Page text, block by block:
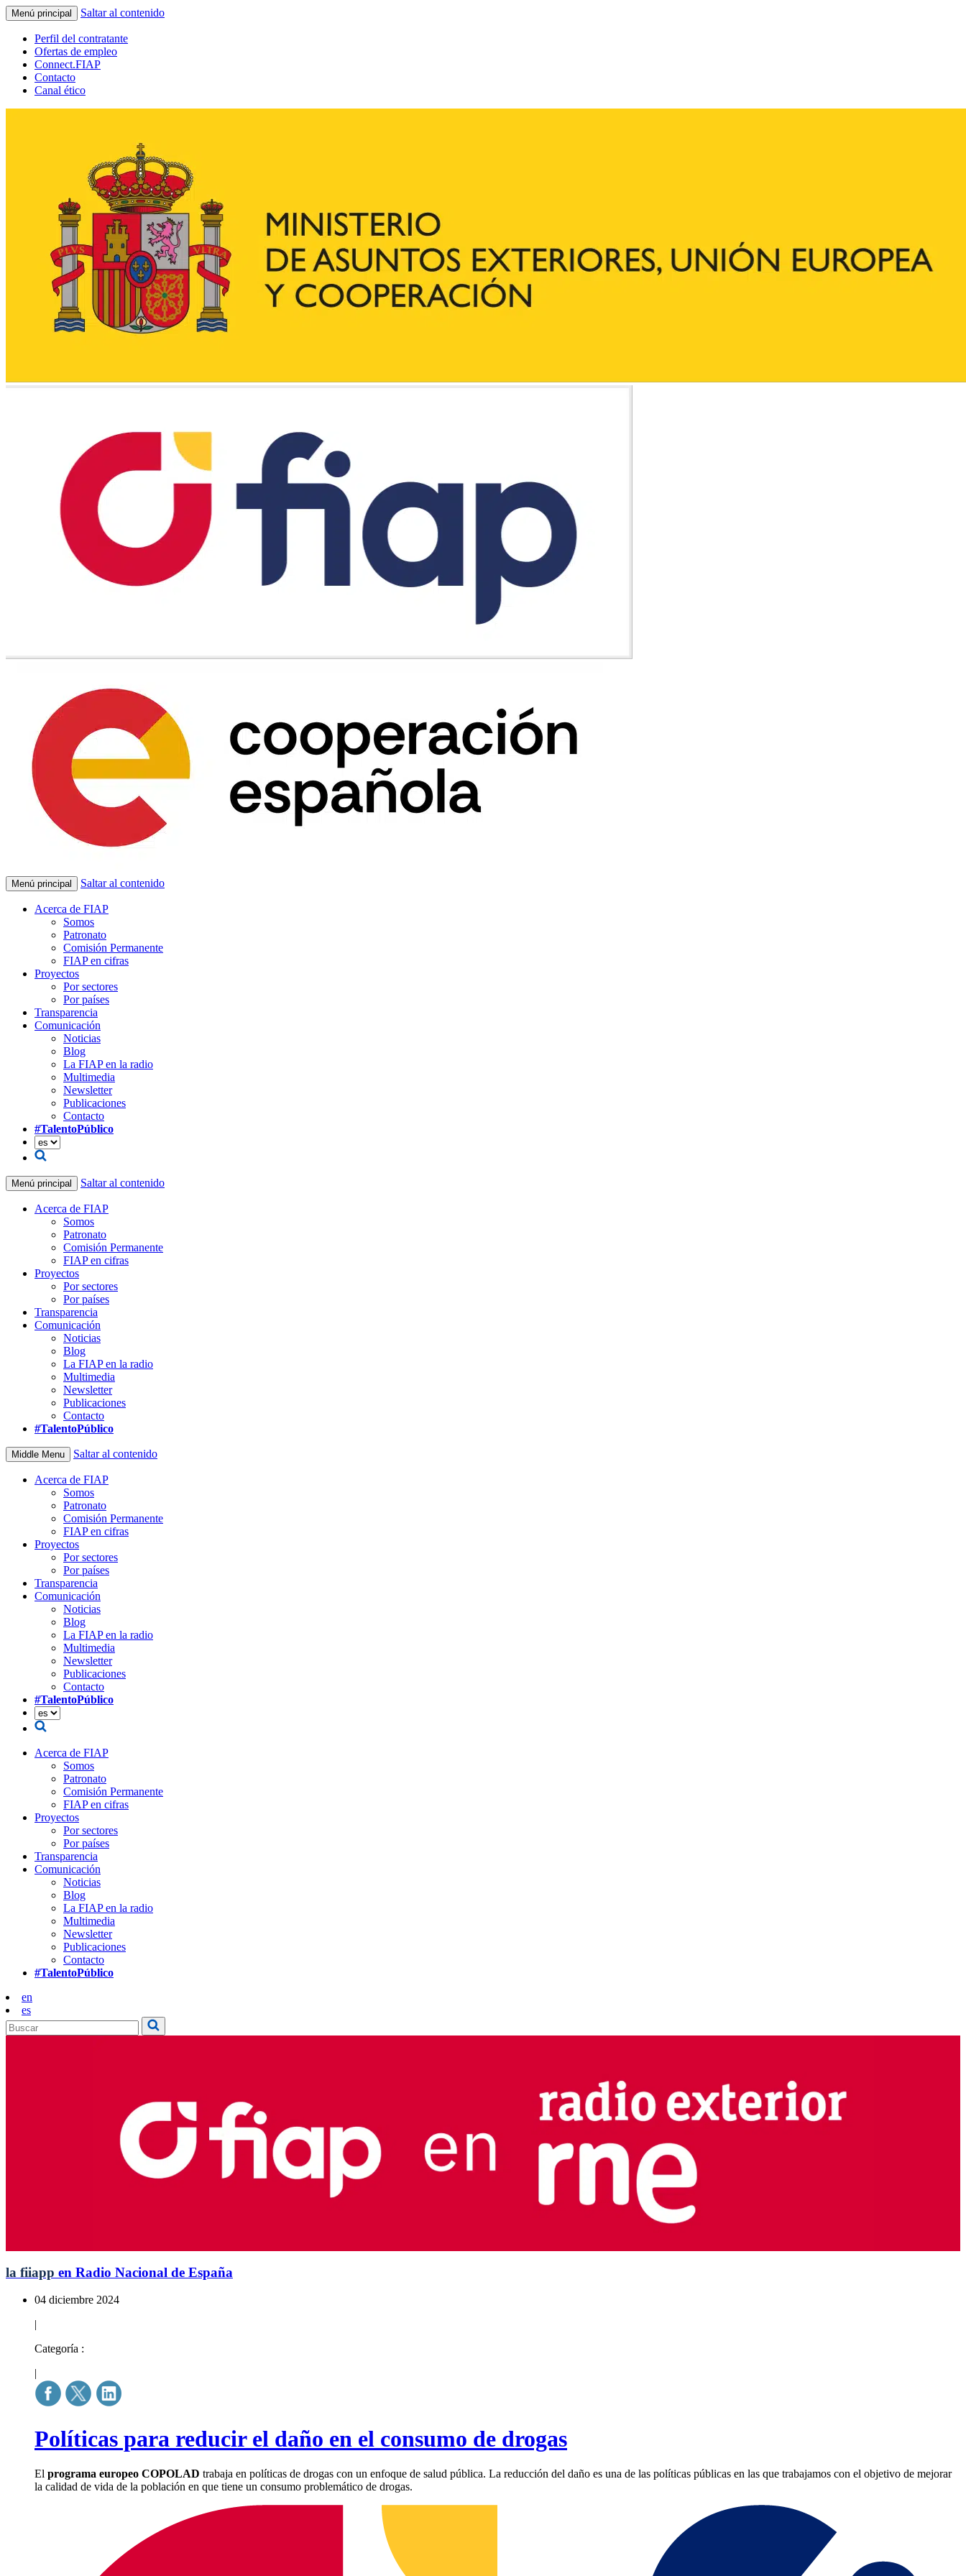
Menú principal Saltar al contenido
Perfil del contratante
Ofertas de empleo
Connect.FIAP
Contacto
Canal ético
Menú principal Saltar al contenido
Acerca de FIAP
Somos
Patronato
Comisión Permanente
FIAP en cifras
Proyectos
Por sectores
Por países
Transparencia
Comunicación
Noticias
Blog
La FIAP en la radio
Multimedia
Newsletter
Publicaciones
Contacto
#TalentoPúblico
Menú principal Saltar al contenido
Acerca de FIAP
Somos
Patronato
Comisión Permanente
FIAP en cifras
Proyectos
Por sectores
Por países
Transparencia
Comunicación
Noticias
Blog
La FIAP en la radio
Multimedia
Newsletter
Publicaciones
Contacto
#TalentoPúblico
Middle Menu Saltar al contenido
Acerca de FIAP
Somos
Patronato
Comisión Permanente
FIAP en cifras
Proyectos
Por sectores
Por países
Transparencia
Comunicación
Noticias
Blog
La FIAP en la radio
Multimedia
Newsletter
Publicaciones
Contacto
#TalentoPúblico
Acerca de FIAP
Somos
Patronato
Comisión Permanente
FIAP en cifras
Proyectos
Por sectores
Por países
Transparencia
Comunicación
Noticias
Blog
La FIAP en la radio
Multimedia
Newsletter
Publicaciones
Contacto
#TalentoPúblico
en
es
la fiiapp en Radio Nacional de España
04 diciembre 2024
|
Categoría :
|
Políticas para reducir el daño en el consumo de drogas
El programa europeo COPOLAD trabaja en políticas de drogas con un enfoque de salud pública. La reducción del daño es una de las políticas públicas en las que trabajamos con el objetivo de mejorar
la calidad de vida de la población en que tiene un consumo problemático de drogas.